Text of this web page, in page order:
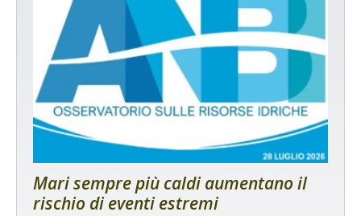
Mari sempre più caldi aumentano il
rischio di eventi estremi